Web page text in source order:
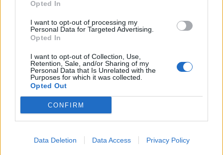
Opted In
I want to opt-out of processing my
Personal Data for Targeted Advertising.
Opted In
I want to opt-out of Collection, Use,
Retention, Sale, and/or Sharing of my
Personal Data that Is Unrelated with the
Purposes for which it was collected.
Opted Out
CONFIRM
Data Deletion Data Access Privacy Policy
Fontainemore (3)
Gignod (22)
Gressan (77)
Gressoney-Saint-Jean (3)